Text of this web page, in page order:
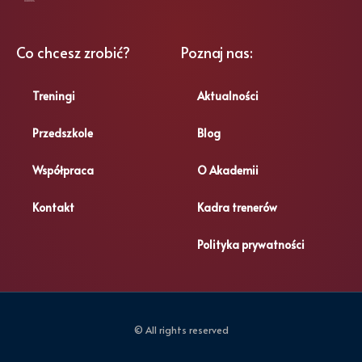
Co chcesz zrobić?
Treningi
Przedszkole
Współpraca
Kontakt
Poznaj nas:
Aktualności
Blog
O Akademii
Kadra trenerów
Polityka prywatności
© All rights reserved